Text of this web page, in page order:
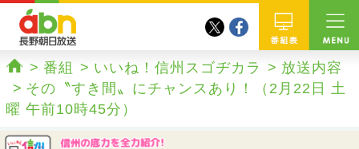
番組
twitterfacebook
ホーム
番組 いいね！信州スゴヂカラ
放送内容
その〝すき間〟にチャンスあり！（2月22日 土
曜 午前10時45分）